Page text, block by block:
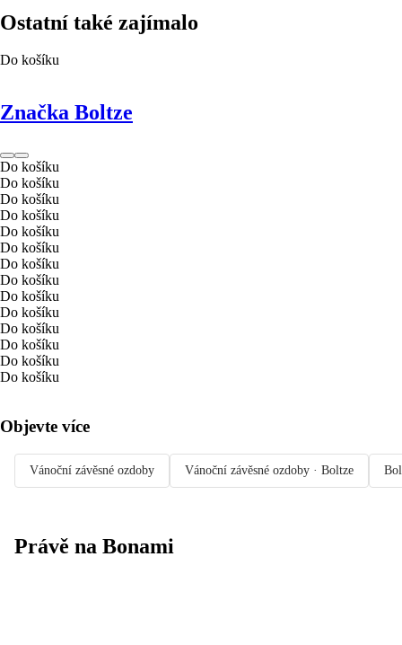
Ostatní také zajímalo
Do košíku
Značka Boltze
Do košíku
Do košíku
Do košíku
Do košíku
Do košíku
Do košíku
Do košíku
Do košíku
Do košíku
Do košíku
Do košíku
Do košíku
Do košíku
Do košíku
Objevte více
Vánoční závěsné ozdoby Vánoční závěsné ozdoby · Boltze
Právě na Bonami